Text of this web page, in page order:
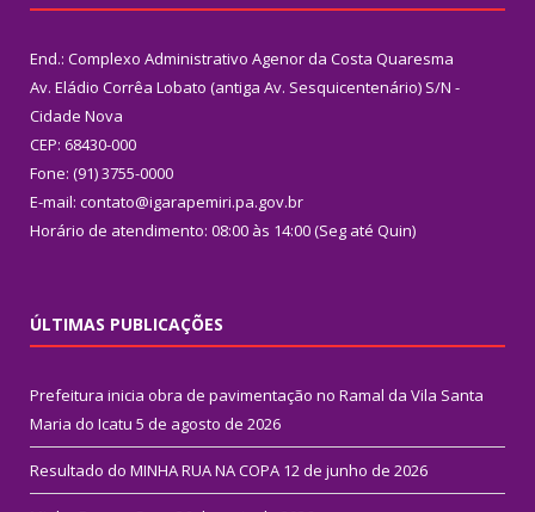
End.: Complexo Administrativo Agenor da Costa Quaresma
Av. Eládio Corrêa Lobato (antiga Av. Sesquicentenário) S/N -
Cidade Nova
CEP: 68430-000
Fone: (91) 3755-0000
E-mail: contato@igarapemiri.pa.gov.br
Horário de atendimento: 08:00 às 14:00 (Seg até Quin)
ÚLTIMAS PUBLICAÇÕES
Prefeitura inicia obra de pavimentação no Ramal da Vila Santa
Maria do Icatu 5 de agosto de 2026
Resultado do MINHA RUA NA COPA 12 de junho de 2026